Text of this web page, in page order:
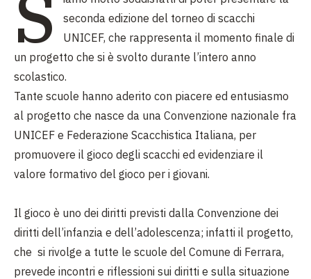
seconda edizione del torneo di scacchi
UNICEF, che rappresenta il momento finale di
un progetto che si è svolto durante l’intero anno
scolastico.
Tante scuole hanno aderito con piacere ed entusiasmo
al progetto che nasce da una Convenzione nazionale fra
UNICEF e Federazione Scacchistica Italiana, per
promuovere il gioco degli scacchi ed evidenziare il
valore formativo del gioco per i giovani.
Il gioco è uno dei diritti previsti dalla Convenzione dei
diritti dell’infanzia e dell’adolescenza; infatti il progetto,
che si rivolge a tutte le scuole del Comune di Ferrara,
prevede incontri e riflessioni sui diritti e sulla situazione